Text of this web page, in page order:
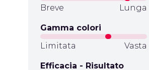
Breve
Lunga
Gamma colori
Limitata
Vasta
Efficacia - Risultato